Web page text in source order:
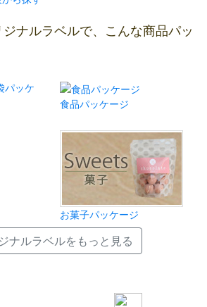
ナルラベルで、こんな商品パッ
食品パッケージ
お菓子パッケージ
ナルラベルをもっと見る